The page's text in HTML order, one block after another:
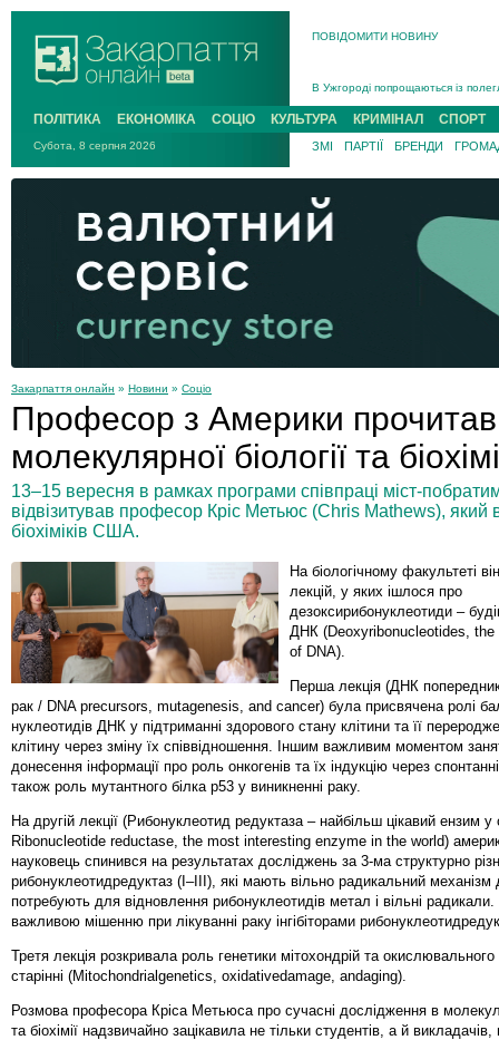
ПОВІДОМИТИ НОВИНУ
В Ужгороді попрощаються із
В Ужгороді 5 серпня
Підтвердили загибель
На війні з рф поліг військовий з
На Хустщині внаслідок ДТП за
Інструктора районного ТЦК на
ПОЛІТИКА ЕКОНОМІКА СОЦІО КУЛЬТУРА КРИМІНАЛ СПОРТ
Субота, 8 серпня 2026 ЗМІ ПАРТІЇ БРЕНДИ
Закарпаття онлайн » Новини » Соціо
Професор з Америки прочитав
молекулярної біології та
13–15 вересня в рамках програми співпраці міст-
відвізитував професор Кріс Метьюс (Chris Mathews), який
біохіміків США.
На біологічному факультеті
лекцій, у яких ішлося про
дезоксирибонуклеотиди –
ДНК (Deoxyribonucleotides, the
of DNA).
Перша лекція (ДНК
рак / DNA precursors, mutagenesis, and cancer) була присвячена ролі
нуклеотидів ДНК у підтриманні здорового стану клітини та її
клітину через зміну їх співвідношення. Іншим важливим моментом
донесення інформації про роль онкогенів та їх індукцію через
також роль мутантного білка р53 у виникненні раку.
На другій лекції (Рибонуклеотид редуктаза – найбільш цікавий ензим у
Ribonucleotide reductase, the most interesting enzyme in the world)
науковець спинився на результатах досліджень за 3-ма структурно
рибонуклеотидредуктаз (І–ІІІ), які мають вільно радикальний механізм
потребують для відновлення рибонуклеотидів метал і вільні
важливою мішенню при лікуванні раку інгібіторами
Третя лекція розкривала роль генетики мітохондрій та
старінні (Mitochondrialgenetics, oxidativedamage, andaging).
Розмова професора Кріса Метьюса про сучасні дослідження в
та біохімії надзвичайно зацікавила не тільки студентів, а й